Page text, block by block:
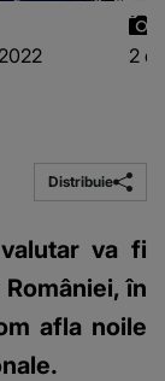
2
Distribuie
va fi
în
afla noile